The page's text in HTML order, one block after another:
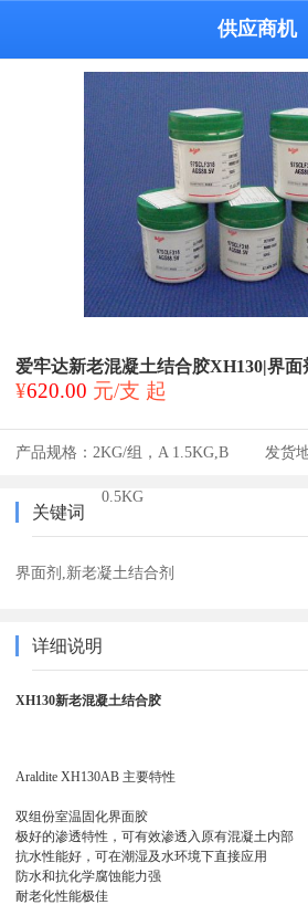
供应商机
爱牢达新老混凝土结合胶XH130|界面
¥620.00 元/支 起
产品规格：2KG/组，A 1.5KG,B
0.5KG
发货
关键词
界面剂,新老凝土结合剂
详细说明
XH130新老混凝土结合胶
Araldite XH130AB 主要特性
双组份室温固化界面胶
极好的渗透特性，可有效渗透入原有混凝土内部
抗水性能好，可在潮湿及水环境下直接应用
防水和抗化学腐蚀能力强
耐老化性能极佳